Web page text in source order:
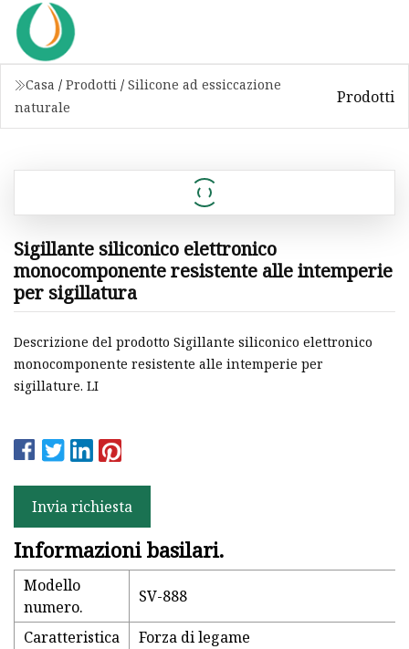
Casa / Prodotti / Silicone ad essiccazione
naturale
Prodotti
Sigillante siliconico elettronico
monocomponente resistente alle intemperie
per sigillatura
Descrizione del prodotto Sigillante siliconico elettronico
monocomponente resistente alle intemperie per
sigillature. LI
Invia richiesta
Informazioni basilari.
Modello
numero.
SV-888
Caratteristica
Forza di legame